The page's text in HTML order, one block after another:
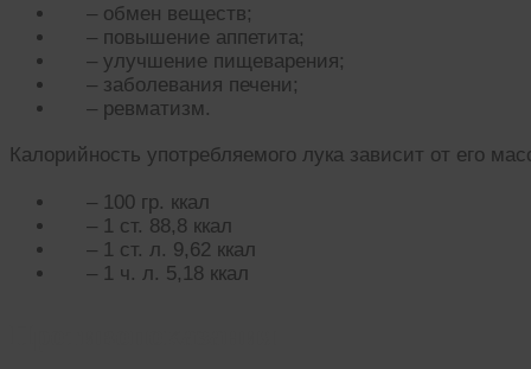
– обмен веществ;
– повышение аппетита;
– улучшение пищеварения;
– заболевания печени;
– ревматизм.
Калорийность употребляемого лука зависит от его
– 100 гр. ккал
– 1 ст. 88,8 ккал
– 1 ст. л. 9,62 ккал
– 1 ч. л. 5,18 ккал